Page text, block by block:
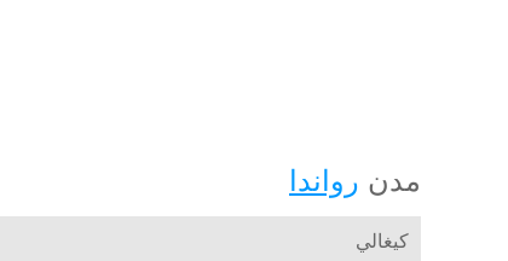
مدن رواندا
كيغالي